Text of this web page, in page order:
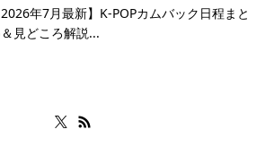
2026年7月最新】K-POPカムバック日程まと
見どころ解説...